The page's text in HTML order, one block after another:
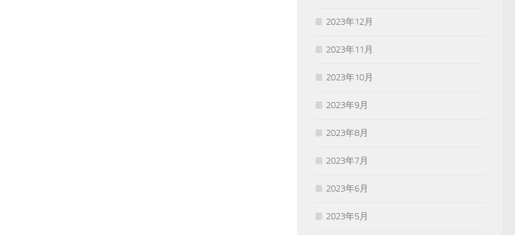
2023年12月
2023年11月
2023年10月
2023年9月
2023年8月
2023年7月
2023年6月
2023年5月